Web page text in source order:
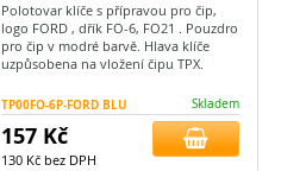
Polotovar klíče s přípravou pro čip,
logo FORD , dřík FO-6, FO21 . Pouzdro
pro čip v modré barvě. Hlava klíče
uzpůsobena na vložení čipu TPX.
TP00FO-6P-FORD BLU Skladem
157 Kč
130 Kč bez DPH